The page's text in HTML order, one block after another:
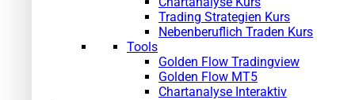
Trading Strategien Kurs
Nebenberuflich Traden Kurs
Tools
Golden Flow Tradingview
Golden Flow MT5
Chartanalyse Interaktiv